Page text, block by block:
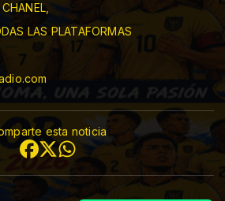
LAS PLATAFORMAS
esta noticia